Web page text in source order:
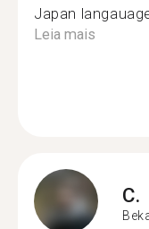
Japan
Leia mais
C.